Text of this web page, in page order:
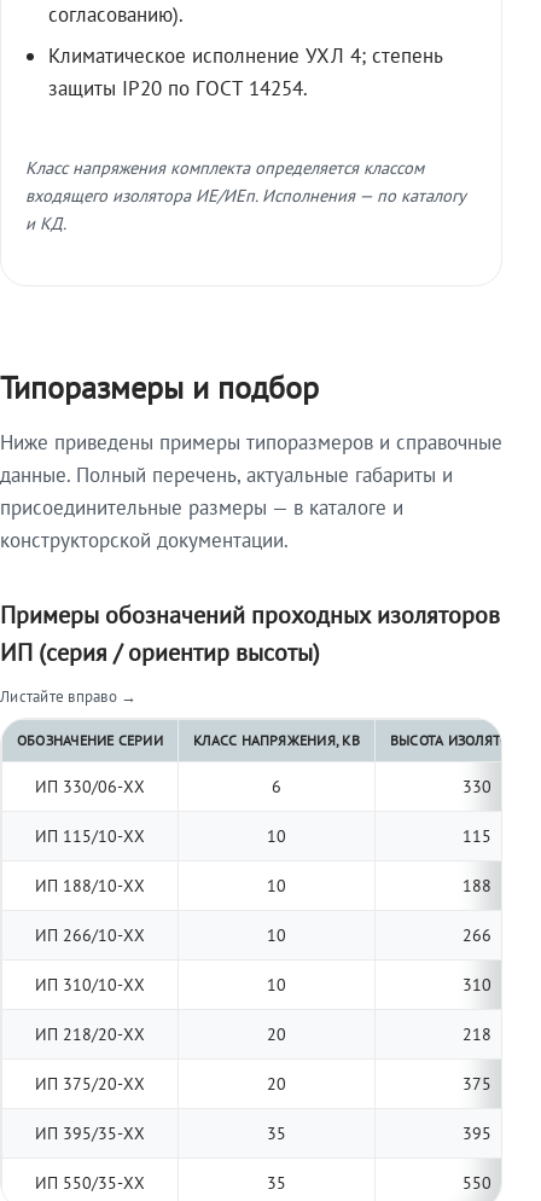
согласованию).
Климатическое исполнение УХЛ 4; степень
защиты IP20 по ГОСТ 14254.
Класс напряжения комплекта определяется классом
входящего изолятора ИЕ/ИЕп. Исполнения — по каталогу
и КД.
Типоразмеры и подбор
Ниже приведены примеры типоразмеров и справочные
данные. Полный перечень, актуальные габариты и
присоединительные размеры — в каталоге и
конструкторской документации.
Примеры обозначений проходных изоляторов
ИП (серия / ориентир высоты)
Листайте вправо →
ОБОЗНАЧЕНИЕ СЕРИИ КЛАСС НАПРЯЖЕНИЯ, КВ ВЫСОТА ИЗОЛЯТОРА,
ИП 330/06-ХХ 6 330
ИП 115/10-ХХ 10 115
ИП 188/10-ХХ 10 188
ИП 266/10-ХХ 10 266
ИП 310/10-ХХ 10 310
ИП 218/20-ХХ 20 218
ИП 375/20-ХХ 20 375
ИП 395/35-ХХ 35 395
ИП 550/35-ХХ 35 550